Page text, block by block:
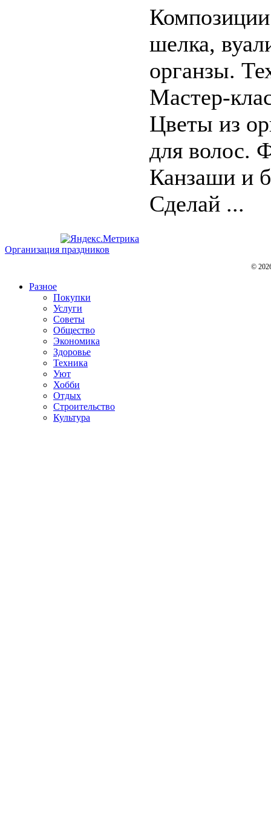
шелка,
органзы.
Мастер-
Цветы из
для волос.
Канзаши и
Сделай ...
Организация праздников
©
Разное
Покупки
Услуги
Советы
Общество
Экономика
Здоровье
Техника
Уют
Хобби
Отдых
Строительство
Культура